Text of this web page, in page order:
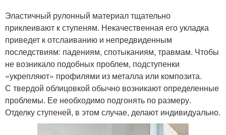
Эластичный рулонный материал тщательно
приклеивают к ступеням. Некачественная его укладка
приведет к отслаиванию и непредвиденным
последствиям: падениям, спотыканиям, травмам. Чтобы
не возникало подобных проблем, подступенки
«укрепляют» профилями из металла или композита.
С твердой облицовкой обычно возникают определенные
проблемы. Ее необходимо подгонять по размеру.
Отделку ступеней, в этом случае, делают индивидуально.